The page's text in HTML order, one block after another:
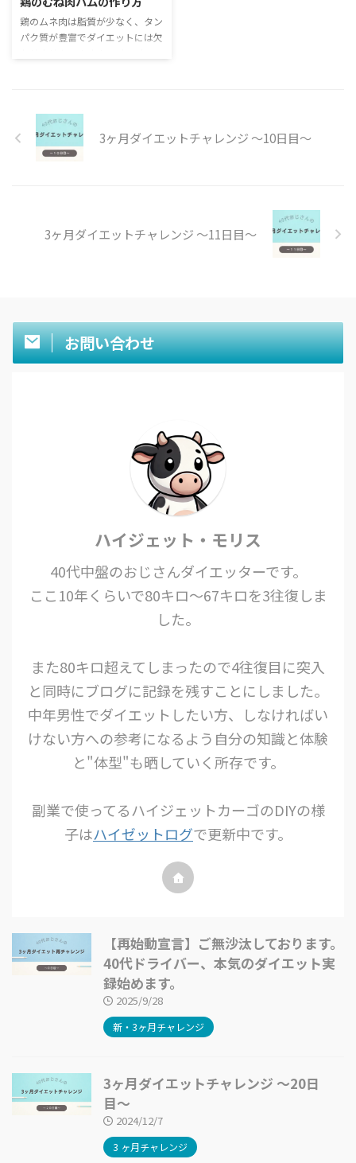
鶏のムネ肉は脂質が少なく、タン
パク質が豊富でダイエットには欠
ねハム。プルプルしてみずみずし
いまま食べることができます！
鶏むねハムの材料 鶏むねハムの
の作り方 鍋はできるだけ大きめ
がおすすめとは言えウチはこのサ
3ヶ月ダイエットチャレンジ 〜10日目〜
3ヶ月ダイエットチャレンジ 〜11日目〜
お問い合わせ
ハイジェット・モリス
40代中盤のおじさんダイエッターです。
ここ10年くらいで80キロ〜67キロを3往復しま
した。
また80キロ超えてしまったので4往復目に突入
と同時にブログに記録を残すことにしました。
中年男性でダイエットしたい方、しなければい
けない方への参考になるよう自分の知識と体験
と"体型"も晒していく所存です。
副業で使ってるハイジェットカーゴのDIYの様
子はハイゼットログで更新中です。
【再始動宣言】ご無沙汰しております。
40代ドライバー、本気のダイエット実
録始めます。
2025/9/28
新・3ヶ月チャレンジ
3ヶ月ダイエットチャレンジ 〜20日
目〜
2024/12/7
3 ヶ月チャレンジ